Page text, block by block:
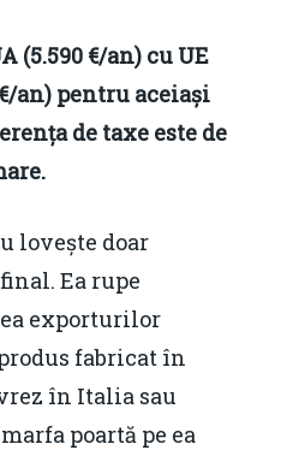
(5.590 €/an) cu UE
€/an) pentru aceiași
de taxe este de
lovește doar
Ea rupe
exporturilor
fabricat în
în Italia sau
poartă pe ea